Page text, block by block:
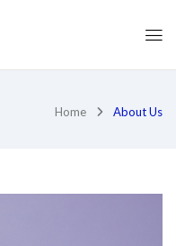
Home About Us